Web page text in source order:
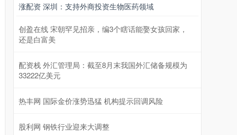
涨配资 深圳：支持外商投资生物医药领域
创盈在线 宋朝罕见招亲，编3个瞎话能娶女孩回家，
还是白富美
配资栈 外汇管理局：截至8月末我国外汇储备规模为
33222亿美元
热丰网 国际金价涨势迅猛 机构提示回调风险
股利网 钢铁行业迎来大调整